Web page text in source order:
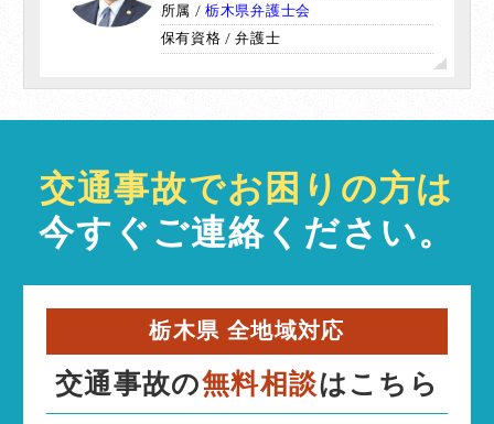
お客様の声
事務所紹介/MAP
LINE相談はこちら
閉じる
所属 /栃木県弁護士会
保有資格 / 弁護士
交通事故でお困りの方は
今すぐご連絡ください。
栃木県 全地域対応
交通事故の無料相談はこちら